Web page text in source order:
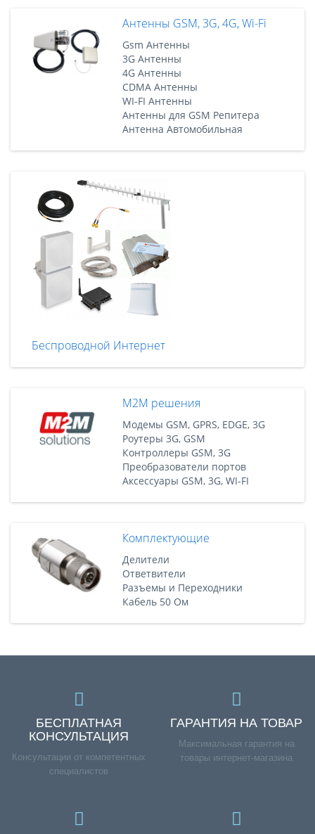
Антенны GSM, 3G, 4G, Wi-Fi
Gsm Антенны
3G Антенны
4G Антенны
CDMA Антенны
WI-FI Антенны
Антенны для GSM Репитера
Антенна Автомобильная
Беспроводной Интернет
M2M решения
Модемы GSM, GPRS, EDGE, 3G
Роутеры 3G, GSM
Контроллеры GSM, 3G
Преобразователи портов
Аксессуары GSM, 3G, WI-FI
Комплектующие
Делители
Ответвители
Разъемы и Переходники
Кабель 50 Ом
БЕСПЛАТНАЯ
КОНСУЛЬТАЦИЯ
Консультации от компетентных
специалистов
ГАРАНТИЯ НА ТОВАР
Максимальная гарантия на
товары интернет-магазина